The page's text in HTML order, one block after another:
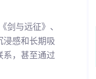
与远征》、
浸感和长期吸
系，甚至通过